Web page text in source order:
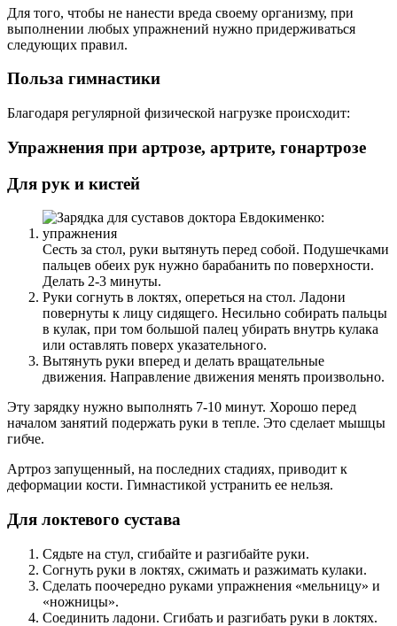
Для того, чтобы не нанести вреда своему организму, при
выполнении любых упражнений нужно придерживаться
следующих правил.
Польза гимнастики
Благодаря регулярной физической нагрузке происходит:
Упражнения при артрозе, артрите, гонартрозе
Для рук и кистей
Сесть за стол, руки вытянуть перед собой. Подушечками
пальцев обеих рук нужно барабанить по поверхности.
Делать 2-3 минуты.
Руки согнуть в локтях, опереться на стол. Ладони
повернуты к лицу сидящего. Несильно собирать пальцы
в кулак, при том большой палец убирать внутрь кулака
или оставлять поверх указательного.
Вытянуть руки вперед и делать вращательные
движения. Направление движения менять произвольно.
Эту зарядку нужно выполнять 7-10 минут. Хорошо перед
началом занятий подержать руки в тепле. Это сделает мышцы
гибче.
Артроз запущенный, на последних стадиях, приводит к
деформации кости. Гимнастикой устранить ее нельзя.
Для локтевого сустава
Сядьте на стул, сгибайте и разгибайте руки.
Согнуть руки в локтях, сжимать и разжимать кулаки.
Сделать поочередно руками упражнения «мельницу» и
«ножницы».
Соединить ладони. Сгибать и разгибать руки в локтях.